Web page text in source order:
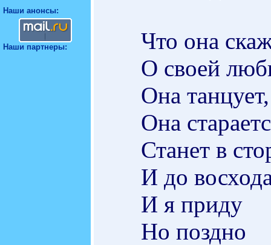
Наши анонсы:
Наши партнеры:
Что она
О своей
Она
Она
Станет в
И до
И я приду
Но поздно